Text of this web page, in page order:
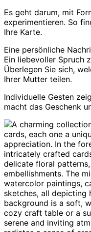
Es geht darum, mit
experimentieren. So
Ihre Karte.
Eine persönliche
Ein liebevoller Spruch
Überlegen Sie sich,
Ihrer Mutter teilen.
Individuelle Gesten
macht das Geschenk